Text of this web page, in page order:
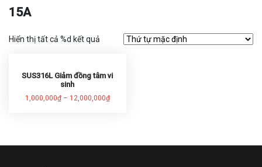
15A
Hiển thị tất cả %d kết quả
SUS316L Giảm đồng tâm vi
sinh
1,000,000₫– 12,000,000₫